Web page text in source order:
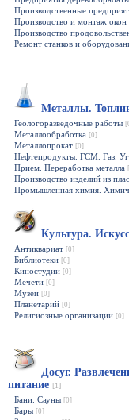
Производственные
Производство и монтаж
Производство
Ремонт станков и
Металлы.
Геологоразведочные работы
Металлообработка[0]
Металлопрокат[0]
Нефтепродукты. ГСМ. Газ.
Прием. Переработка металла
Производство изделий из
Промышленная химия.
Культура.
Антиквариат[0]
Библиотеки[0]
Киностудии[0]
Мечети[0]
Музеи[0]
Планетарий[0]
Религиозные организации[0]
Досуг.
питание [1]
Бани. Сауны[0]
Бары[0]